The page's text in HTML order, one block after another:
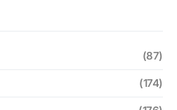
(87)
(174)